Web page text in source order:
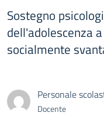
Sostegno
dell'adolescenza
socialmente
Personale
Docente